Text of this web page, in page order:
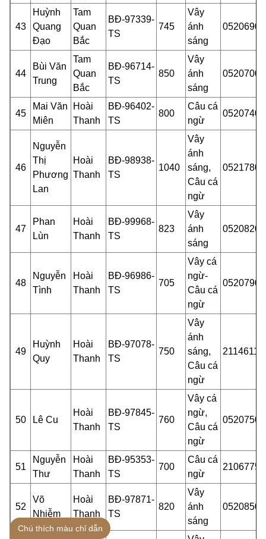
43
Huỳnh
Quang
Đạo
Tam
Quan
Bắc
BĐ-97339-
TS
745
Vây
ánh
sáng
44
Bùi Văn
Trung
Tam
Quan
Bắc
BĐ-96714-
TS
850
Vây
ánh
sáng
45
Mai Văn
Miên
Hoài
Thanh
BĐ-96402-
TS
800
Câu cá
ngừ
46
Nguyễn
Thị
Phương
Lan
Hoài
Thanh
BĐ-98938-
TS
1040
Vây
ánh
sáng,
Câu cá
ngừ
47
Phan
Lùn
Hoài
Thanh
BĐ-99968-
TS
823
Vây
ánh
sáng
48
Nguyễn
Tình
Hoài
Thanh
BĐ-96986-
TS
705
Vây cá
ngừ-
Câu cá
ngừ
49
Huỳnh
Quy
Hoài
Thanh
BĐ-97078-
TS
750
Vây
ánh
sáng,
Câu cá
ngừ
50 Lê Cu
Hoài
Thanh
BĐ-97845-
TS
760
Vây cá
ngừ,
Câu cá
ngừ
51
Nguyễn
Thư
Hoài
Thanh
BĐ-95353-
TS
700
Câu cá
ngừ
52
Võ
Nhiễm
Hoài
Thanh
BĐ-97871-
TS
820
Vây
ánh
sáng
Chú thích màu chỉ dẫn